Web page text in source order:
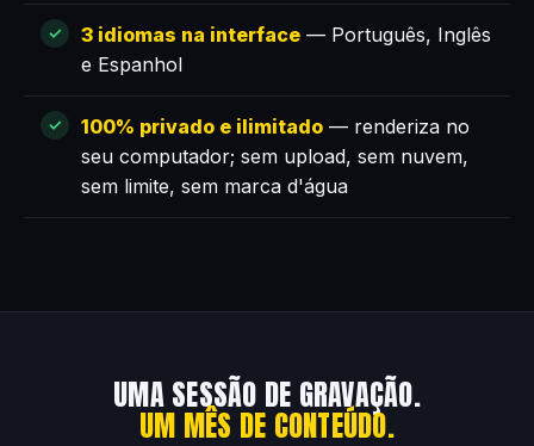
3 idiomas na interface — Português, Inglês
e Espanhol
100% privado e ilimitado — renderiza no
seu computador; sem upload, sem nuvem,
sem limite, sem marca d'água
UMA SESSÃO DE GRAVAÇÃO.
UM MÊS DE CONTEÚDO.